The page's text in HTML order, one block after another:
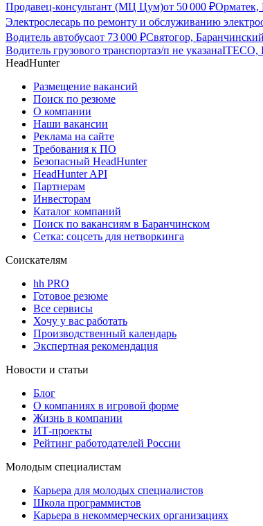
Продавец-консультант (МЦ Цум)от 50 000 ₽
Электрослесарь по ремонту и обслуживанию
Водитель автобусаот 73 000 ₽Святогор, Баранчинский
Водитель грузового транспортаз/п не указанаITECO,
HeadHunter
Размещение вакансий
Поиск по резюме
О компании
Наши вакансии
Реклама на сайте
Требования к ПО
Безопасный HeadHunter
HeadHunter API
Партнерам
Инвесторам
Каталог компаний
Поиск по вакансиям в Баранчинском
Сетка: соцсеть для нетворкинга
Соискателям
hh PRO
Готовое резюме
Все сервисы
Хочу у вас работать
Производственный календарь
Экспертная рекомендация
Новости и статьи
Блог
О компаниях в игровой форме
Жизнь в компании
ИТ-проекты
Рейтинг работодателей России
Молодым специалистам
Карьера для молодых специалистов
Школа программистов
Карьера в некоммерческих организациях